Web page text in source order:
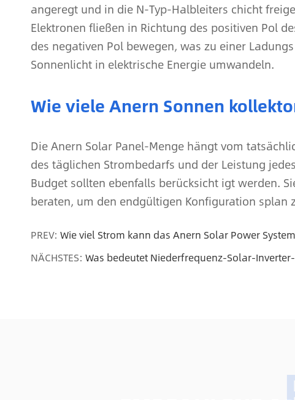
angeregt und in die N-Typ-Halbleiters chicht
Elektronen fließen in Richtung des positiven Pol
des negativen Pol bewegen, was zu einer
Sonnenlicht in elektrische Energie umwandeln.
Wie viele Anern Sonnen
Die Anern Solar Panel-Menge hängt vom
des täglichen Strombedarfs und der Leistung
Budget sollten ebenfalls berücksicht igt werden.
beraten, um den endgültigen Konfiguration splan
PREV: Wie viel Strom kann das Anern Solar Power
NÄCHSTES: Was bedeutet Niederfrequenz-Solar-